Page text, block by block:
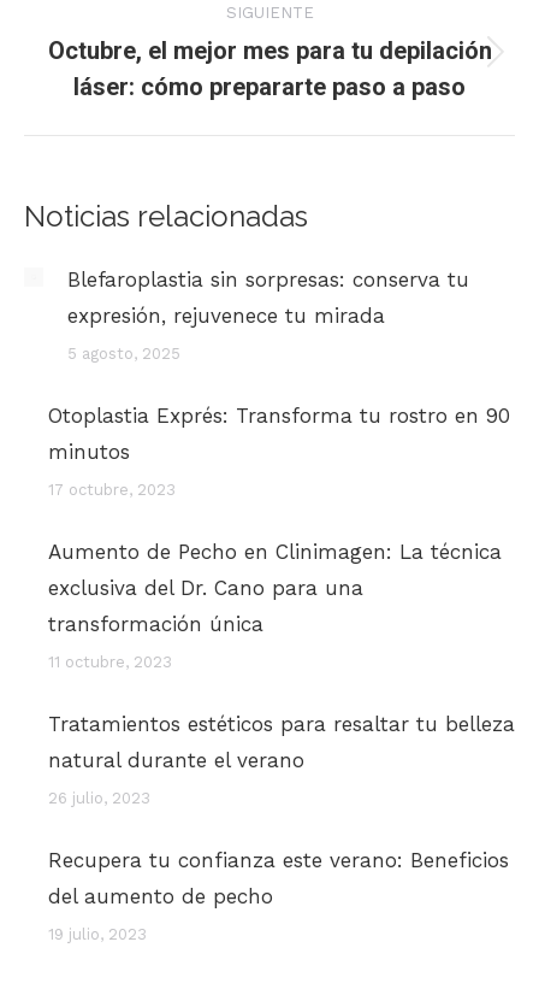
SIGUIENTE
Publicación
siguiente:
Octubre, el mejor mes para tu depilación
láser: cómo prepararte paso a paso
Noticias relacionadas
Blefaroplastia sin sorpresas: conserva tu
expresión, rejuvenece tu mirada
5 agosto, 2025
Otoplastia Exprés: Transforma tu rostro en 90
minutos
17 octubre, 2023
Aumento de Pecho en Clinimagen: La técnica
exclusiva del Dr. Cano para una
transformación única
11 octubre, 2023
Tratamientos estéticos para resaltar tu belleza
natural durante el verano
26 julio, 2023
Recupera tu confianza este verano: Beneficios
del aumento de pecho
19 julio, 2023